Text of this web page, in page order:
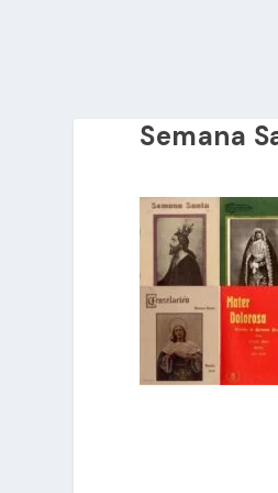
Semana